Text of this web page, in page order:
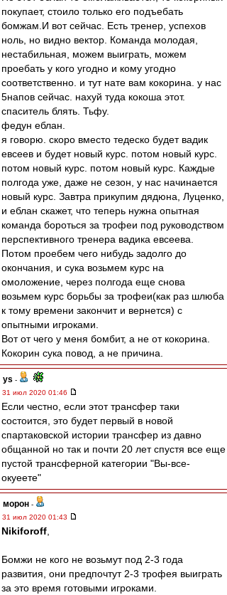
покупает, стоило только его подъебать
бомжам.И вот сейчас. Есть тренер, успехов
ноль, но видно вектор. Команда молодая,
нестабильная, можем выиграть, можем
проебать у кого угодно и кому угодно
соответственно. и тут нате вам кокорина. у нас
5напов сейчас. нахуй туда кокоша этот.
спаситель блять. Тьфу.
федун еблан.
я говорю. скоро вместо тедеско будет вадик
евсеев и будет новый курс. потом новый курс.
потом новый курс. потом новый курс. Каждые
полгода уже, даже не сезон, у нас начинается
новый курс. Завтра прикупим дядюна, Луценко,
и еблан скажет, что теперь нужна опытная
команда бороться за трофеи под руководством
перспективного тренера вадика евсеева.
Потом проебем чего нибудь задолго до
окончания, и сука возьмем курс на
омоложение, через полгода еще снова
возьмем курс борьбы за трофеи(как раз шлюба
к тому времени закончит и вернется) с
опытными игроками.
Вот от чего у меня бомбит, а не от кокорина.
Кокорин сука повод, а не причина.
ys -
31 июл 2020 01:46
Если честно, если этот трансфер таки
состоится, это будет первый в новой
спартаковской истории трансфер из давно
общанной но так и почти 20 лет спустя все еще
пустой трансферной категории "Вы-все-
окуеете"
морон -
31 июл 2020 01:43
Nikiforoff
Бомжи не кого не возьмут под 2-3 года
развития, они предпочтут 2-3 трофея выиграть
за это время готовыми игроками.